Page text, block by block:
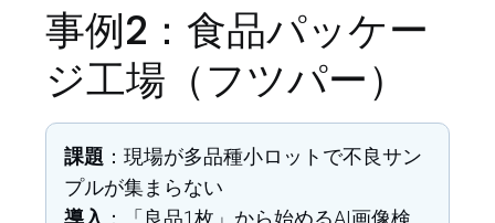
事例2：食品パッケー
ジ工場（フツパー）
課題 ：現場が多品種小ロットで不良サン
プルが集まらない
導入 ：「良品1枚」から始めるAI画像検